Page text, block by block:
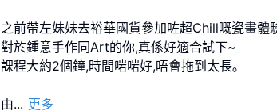
之前帶左妹妹去裕華國貨參加咗超Chill嘅瓷畫體
對於鍾意手作同Art的你,真係好適合試下~
課程大約2個鐘,時間啱啱好,唔會拖到太長｡
由... 更多